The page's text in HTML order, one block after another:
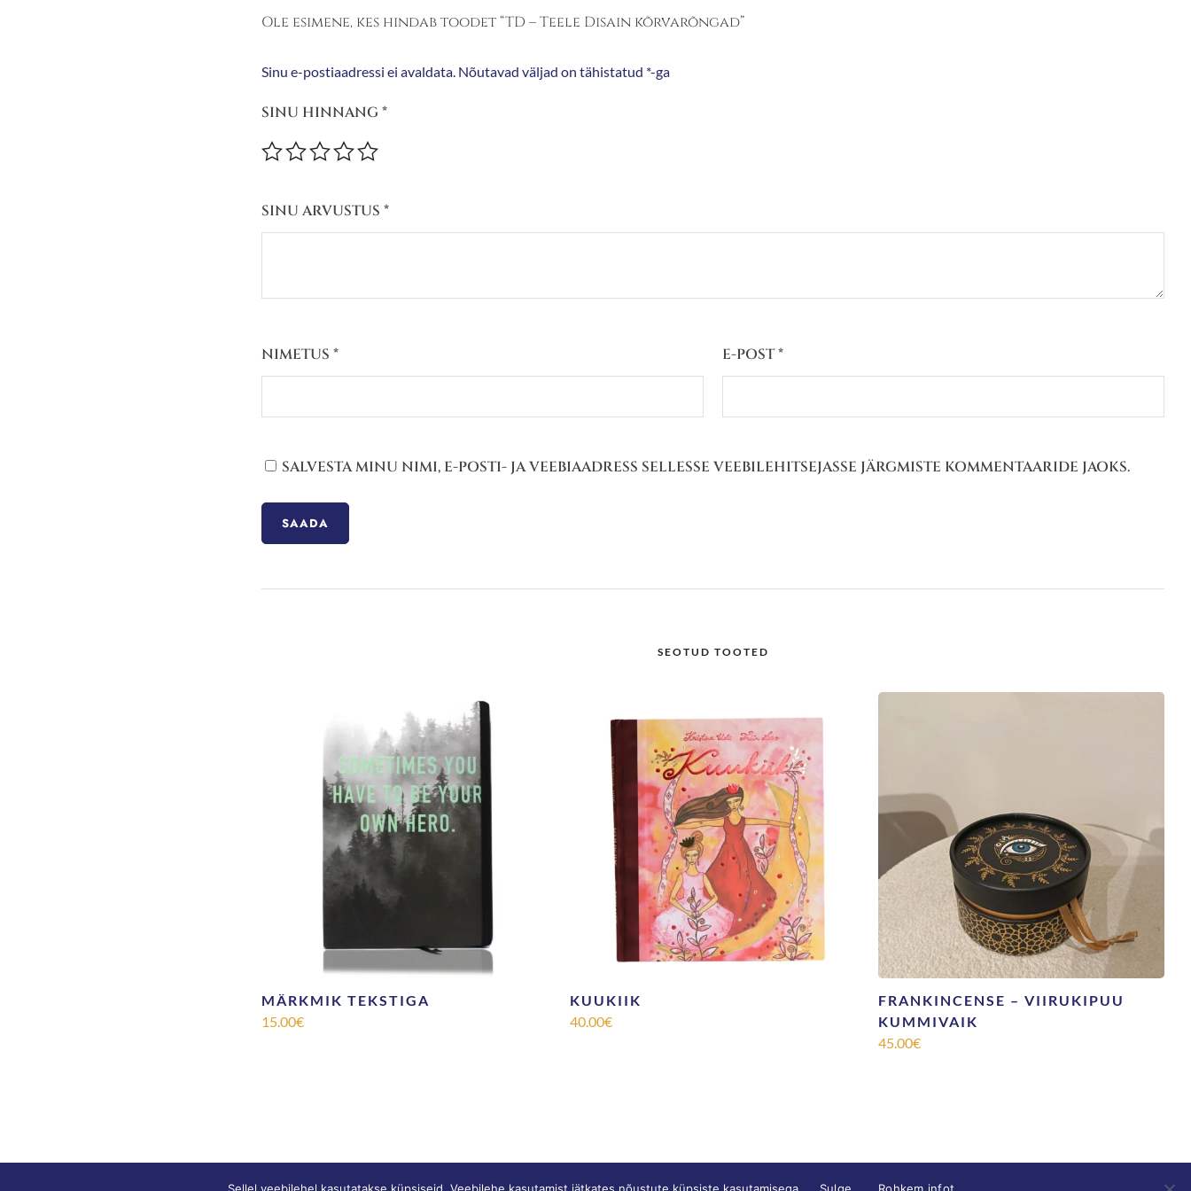
Ole esimene, kes hindab toodet “TD – Teele Disain kõrvarõngad”
Sinu e-postiaadressi ei avaldata. Nõutavad väljad on tähistatud *-ga
SINU HINNANG*
SINU ARVUSTUS *
NIMETUS * E-POST*
SALVESTA MINU NIMI, E-POSTI- JA VEEBIAADRESS SELLESSE VEEBILEHITSEJASSE JÄRGMISTE KOMMENTAARIDE JAOKS.
SEOTUD TOOTED
MÄRKMIK TEKSTIGA
15.00€
KUUKIIK
40.00€
FRANKINCENSE – VIIRUKIPUU
KUMMIVAIK
45.00€